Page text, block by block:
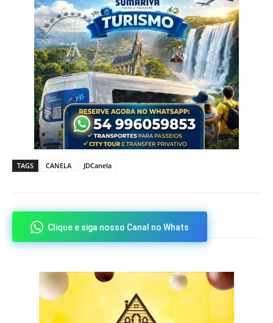
TAGS CANELA JDCanela
Clique e siga nosso Canal no Whats